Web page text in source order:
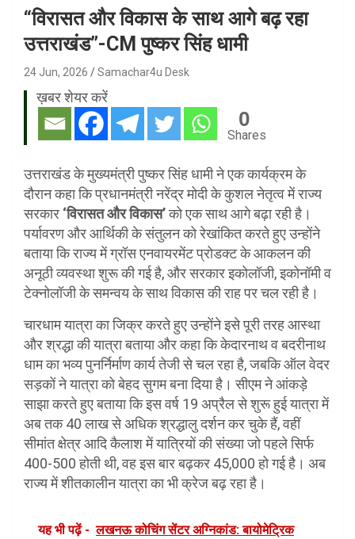
“विरासत और विकास के साथ आगे बढ़ रहा
उत्तराखंड”-CM पुष्कर सिंह धामी
24 Jun, 2026 Samachar4u Desk
ख़बर शेयर करें
0
Shares
उत्तराखंड के मुख्यमंत्री पुष्कर सिंह धामी ने एक कार्यक्रम के
दौरान कहा कि प्रधानमंत्री नरेंद्र मोदी के कुशल नेतृत्व में राज्य
सरकार ‘विरासत और विकास’को एक साथ आगे बढ़ा रही है।
पर्यावरण और आर्थिकी के संतुलन को रेखांकित करते हुए उन्होंने
बताया कि राज्य में ग्रॉस एनवायरमेंट प्रोडक्ट के आकलन की
अनूठी व्यवस्था शुरू की गई है, और सरकार इकोलॉजी, इकोनॉमी व
टेक्नोलॉजी के समन्वय के साथ विकास की राह पर चल रही है।
चारधाम यात्रा का जिक्र करते हुए उन्होंने इसे पूरी तरह आस्था
और श्रद्धा की यात्रा बताया और कहा कि केदारनाथ व बदरीनाथ
धाम का भव्य पुनर्निर्माण कार्य तेजी से चल रहा है, जबकि ऑल वेदर
सड़कों ने यात्रा को बेहद सुगम बना दिया है। सीएम ने आंकड़े
साझा करते हुए बताया कि इस वर्ष 19 अप्रैल से शुरू हुई यात्रा में
अब तक 40 लाख से अधिक श्रद्धालु दर्शन कर चुके हैं, वहीं
सीमांत क्षेत्र आदि कैलाश में यात्रियों की संख्या जो पहले सिर्फ
400-500 होती थी, वह इस बार बढ़कर 45,000 हो गई है। अब
राज्य में शीतकालीन यात्रा का भी क्रेज बढ़ रहा है।
यह भी पढ़ें - लखनऊ कोचिंग सेंटर अग्निकांड: बायोमेट्रिक